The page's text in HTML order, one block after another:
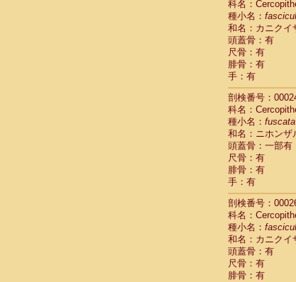
Cebidae
Cebidae
Cebidae
Atelidae
Atelidae
Atelidae
Atelidae
科名：
種小名：
和名：カニクイ
頭蓋骨：有
尺骨：有
腓骨：有
手：有
剖検番号：
科名：
種小名： fuscata
和名：ニホンザ
頭蓋骨：一部有
尺骨：有
腓骨：有
手：有
剖検番号：
科名：
種小名：
和名：カニクイ
頭蓋骨：有
尺骨：有
腓骨：有